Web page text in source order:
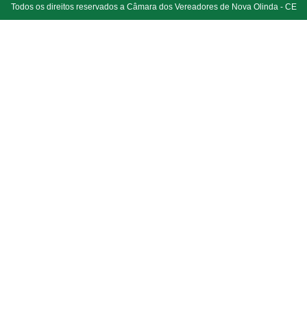
Todos os direitos reservados a Câmara dos Vereadores de Nova Olinda - CE